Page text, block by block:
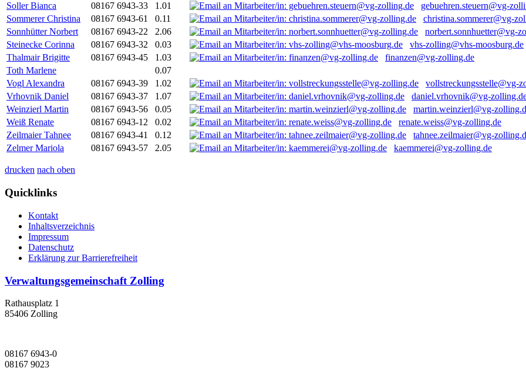
Soller Bianca
08167 6943-33 1.01
gebuehren.steuern@vg-
Sommerer Christina
08167 6943-61 0.11
christina.sommerer@vg-
Sonnhütter Norbert
08167 6943-22 2.06
norbert.sonnhuetter@vg-
Steinecke Corinna
08167 6943-32 0.03
vhs-zolling@vhs-moosburg.de
Thalmair Brigitte
08167 6943-45 1.03
finanzen@vg-zolling.de
Toth Marlene
0.07
Vogl Alexandra
08167 6943-39 1.02
vollstreckungsstelle@vg-
Vrhovnik Daniel
08167 6943-37 1.07
daniel.vrhovnik@vg-
Weinzierl Martin
08167 6943-56 0.05
martin.weinzierl@vg-
Weiß Renate
08167 6943-12 0.02
renate.weiss@vg-zolling.de
Zeilmaier Tahnee
08167 6943-41 0.12
tahnee.zeilmaier@vg-
Zelmer Mariola
08167 6943-57 2.05 kaemmerei@vg-zolling.de
drucken nach oben
Quicklinks
Kontakt
Inhaltsverzeichnis
Impressum
Datenschutz
Erklärung zur Barrierefreiheit
Verwaltungsgemeinschaft Zolling
Rathausplatz 1
85406 Zolling
08167 6943-0
08167 9023